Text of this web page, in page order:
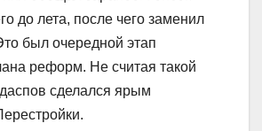
до лета, после чего заменил
был очередной этап
реформ. Не считая такой
сделался ярым